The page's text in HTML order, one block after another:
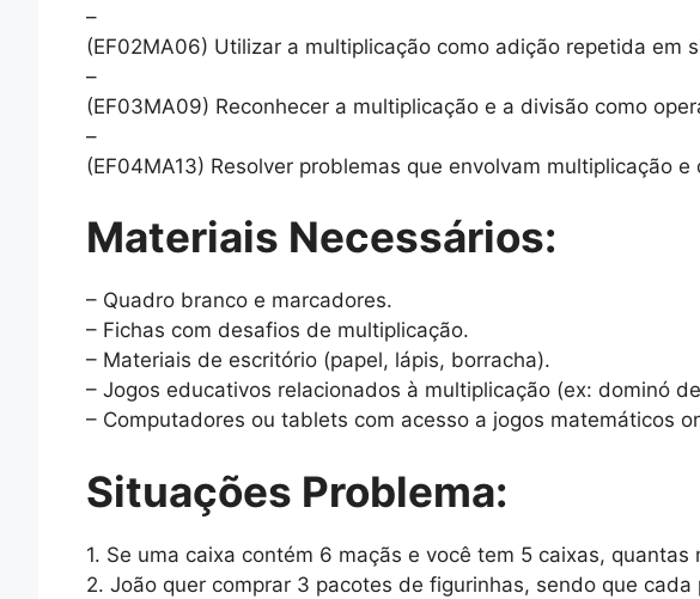
–
(EF02MA06) Utilizar a multiplicação como adição repetida em
–
(EF03MA09) Reconhecer a multiplicação e a divisão como
–
(EF04MA13) Resolver problemas que envolvam multiplicação e
Materiais Necessários:
– Quadro branco e marcadores.
– Fichas com desafios de multiplicação.
– Materiais de escritório (papel, lápis, borracha).
– Jogos educativos relacionados à multiplicação (ex: dominó
– Computadores ou tablets com acesso a jogos matemáticos
Situações Problema:
1. Se uma caixa contém 6 maçãs e você tem 5 caixas,
2. João quer comprar 3 pacotes de figurinhas, sendo que